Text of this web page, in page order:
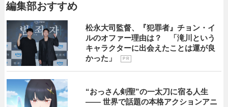
編集部おすすめ
松永大司監督、『犯罪者』チョン・イ
ルのオファー理由は？ 「滝川という
キャラクターに出会えたことは運が良
かった」
P R
“おっさん剣聖”の一太刀に宿る人生
―― 世界で話題の本格アクションアニ